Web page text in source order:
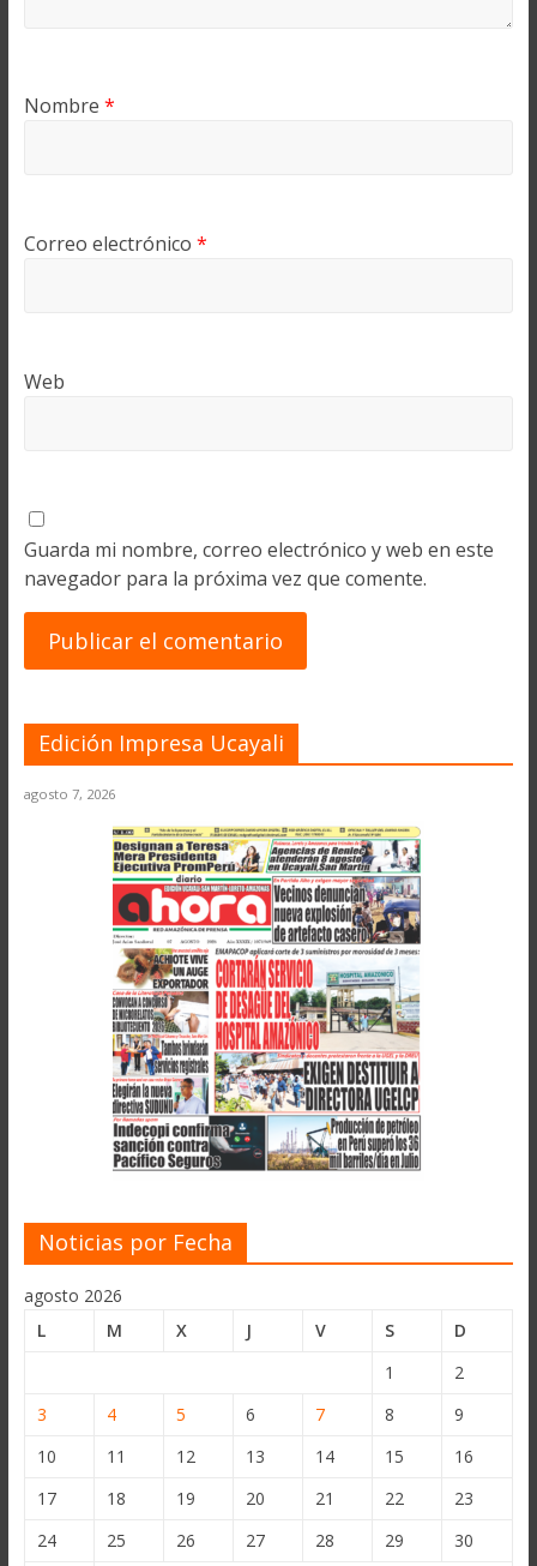
Nombre *
Correo electrónico *
Web
Guarda mi nombre, correo electrónico y web en este
navegador para la próxima vez que comente.
Edición Impresa Ucayali
agosto 7, 2026
Noticias por Fecha
agosto 2026
L
M X J V S
D
1
2
3
4 5 6 7 8
9
10
11 12 13 14 15
16
17
18 19 20 21 22
23
24
25 26 27 28 29
30